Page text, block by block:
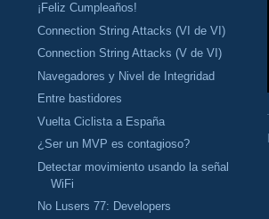
¡Feliz Cumpleaños!
Connection String Attacks (VI de VI)
Connection String Attacks (V de VI)
Navegadores y Nivel de Integridad
Entre bastidores
Vuelta Ciclista a España
¿Ser un MVP es contagioso?
Detectar movimiento usando la señal
WiFi
No Lusers 77: Developers